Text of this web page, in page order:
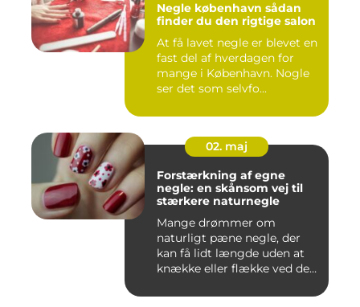
Negle københavn sådan
finder du den rigtige salon
At få lavet negle er blevet en
fast del af hverdagen for
mange i København. Nogle
ser det som selvfo...
02. maj
Forstærkning af egne
negle: en skånsom vej til
stærkere naturnegle
Mange drømmer om
naturligt pæne negle, der
kan få lidt længde uden at
knække eller flække ved den